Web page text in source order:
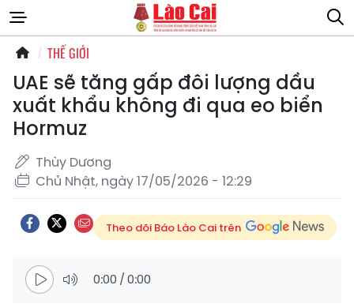
THẾ GIỚI
UAE sẽ tăng gấp đôi lượng dầu
xuất khẩu không đi qua eo biển
Hormuz
Thùy Dương
Chủ Nhật, ngày 17/05/2026 - 12:29
Theo dõi Báo Lào Cai trên
0:00 /0:00